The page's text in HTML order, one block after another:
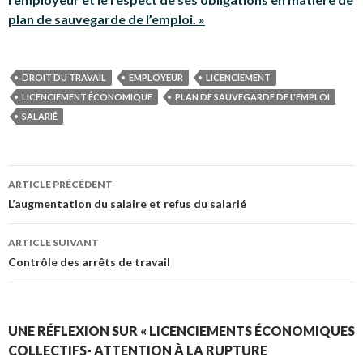
plan de sauvegarde de l’emploi. »
DROIT DU TRAVAIL EMPLOYEUR
LICENCIEMENT
LICENCIEMENT ÉCONOMIQUE
PLAN DE SAUVEGARDE DE L'EMPLOI
SALARIÉ
Navigation
des
articles
ARTICLE PRÉCÉDENT
L’augmentation du salaire et refus du salarié
ARTICLE SUIVANT
Contrôle des arrêts de travail
UNE RÉFLEXION SUR « LICENCIEMENTS ÉCONOMIQUES
COLLECTIFS- ATTENTION À LA RUPTURE